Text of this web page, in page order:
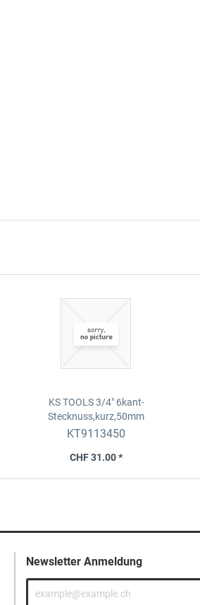
KS TOOLS 3/4" 6kant-
Stecknuss,kurz,50mm
KT9113450
CHF 31.00 *
Newsletter Anmeldung